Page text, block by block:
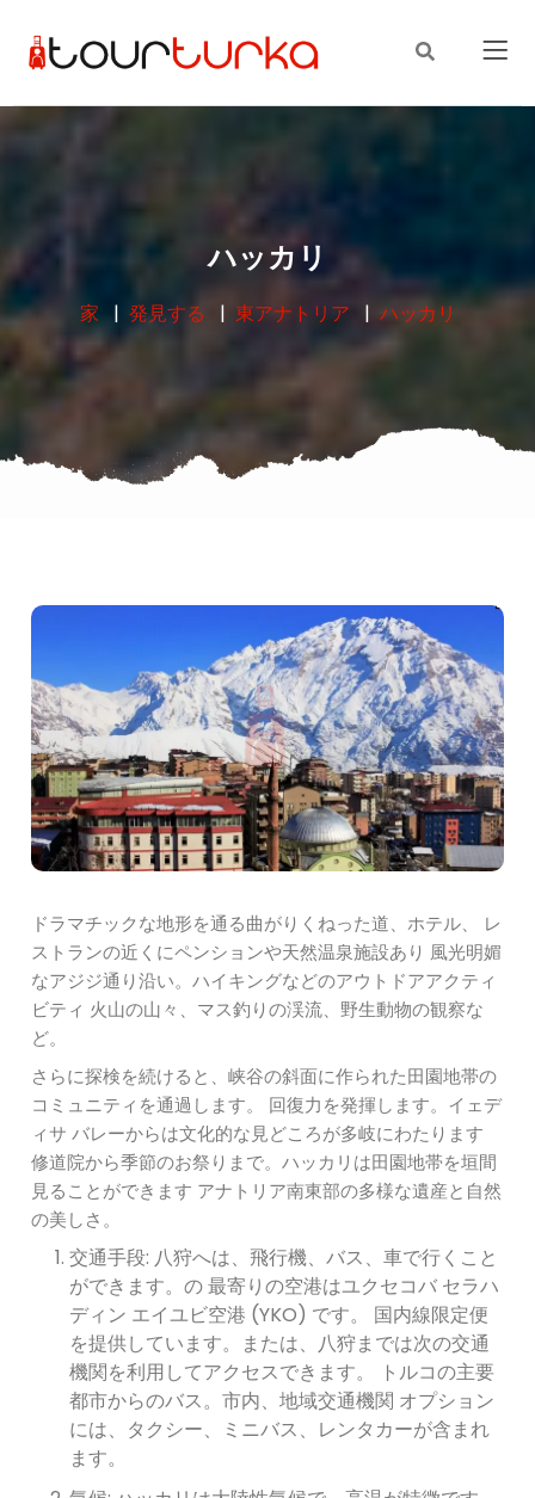
ハッカリ
家 発見する 東アナトリア ハッカリ
ドラマチックな地形を通る曲がりくねった道、ホテル、 レ
ストランの近くにペンションや天然温泉施設あり 風光明媚
なアジジ通り沿い。ハイキングなどのアウトドアアクティ
ビティ 火山の山々、マス釣りの渓流、野生動物の観察な
ど。
さらに探検を続けると、峡谷の斜面に作られた田園地帯の
コミュニティを通過します。 回復力を発揮します。イェデ
ィサ バレーからは文化的な見どころが多岐にわたります
修道院から季節のお祭りまで。ハッカリは田園地帯を垣間
見ることができます アナトリア南東部の多様な遺産と自然
の美しさ。
交通手段: 八狩へは、飛行機、バス、車で行くこと
ができます。の 最寄りの空港はユクセコバ セラハ
ディン エイユビ空港 (YKO) です。 国内線限定便
を提供しています。または、八狩までは次の交通
機関を利用してアクセスできます。 トルコの主要
都市からのバス。市内、地域交通機関 オプション
には、タクシー、ミニバス、レンタカーが含まれ
ます。